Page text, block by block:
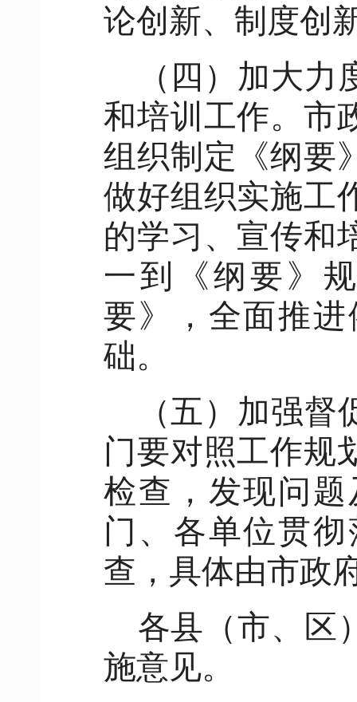
论创新、制度创
（四）加大
和培训工作。市
组织制定《纲要
做好组织实施工
的学习、宣传和
一到《纲要》
要》，全面推
础。
（五）加强
门要对照工作规
检查，发现问
门、各单位贯
查，具体由市政
各县（市、区
施意见。